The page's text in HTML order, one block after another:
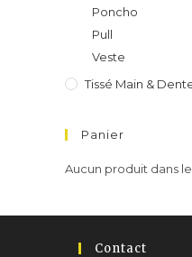
Poncho
Pull
Veste
Tissé Main &
Panier
Aucun produit dans
Contact